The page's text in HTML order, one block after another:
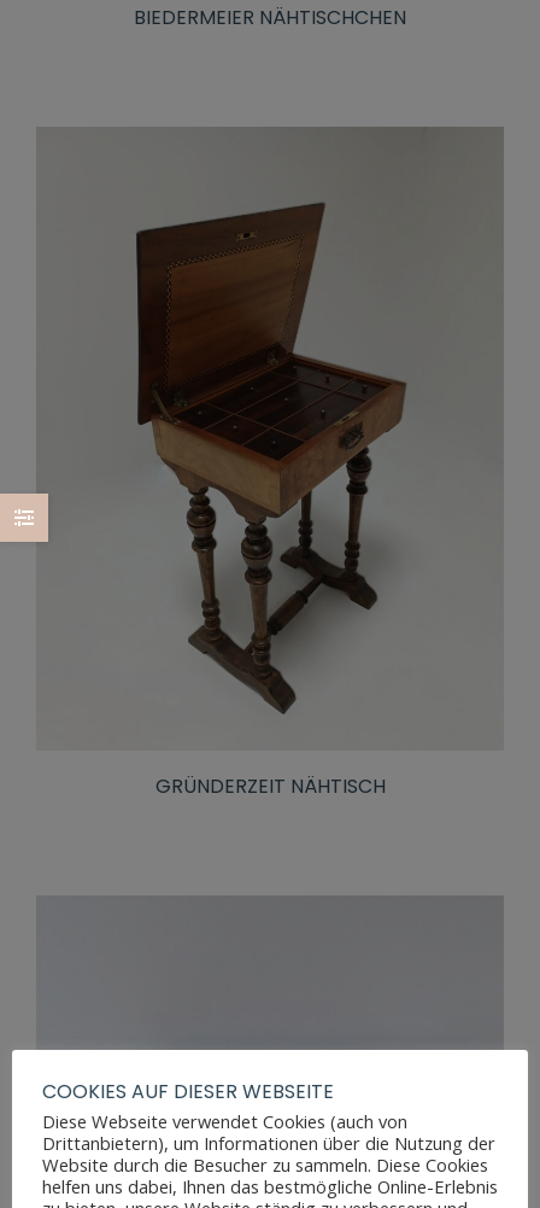
BIEDERMEIER NÄHTISCHCHEN
GRÜNDERZEIT NÄHTISCH
COOKIES AUF DIESER WEBSEITE
Diese Webseite verwendet Cookies (auch von
Drittanbietern), um Informationen über die Nutzung der
Website durch die Besucher zu sammeln. Diese Cookies
helfen uns dabei, Ihnen das bestmögliche Online-Erlebnis